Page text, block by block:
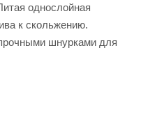
однослойная
к скольжению.
шнурками для